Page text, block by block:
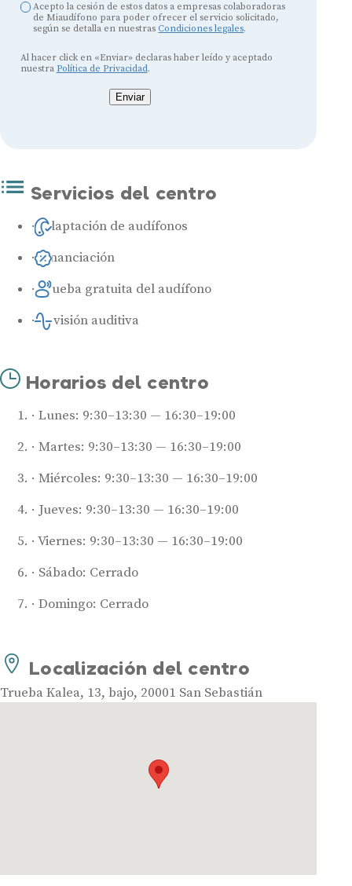
Acepto la cesión de estos datos a empresas colaboradoras
de Miaudífono para poder ofrecer el servicio solicitado,
según se detalla en nuestras Condiciones legales.
Al hacer click en «Enviar» declaras haber leído y aceptado
nuestra Política de Privacidad.
Enviar
Servicios del centro
Adaptación de audífonos
Financiación
Prueba gratuita del audífono
Revisión auditiva
Horarios del centro
Lunes: 9:30–13:30 — 16:30–19:00
Martes: 9:30–13:30 — 16:30–19:00
Miércoles: 9:30–13:30 — 16:30–19:00
Jueves: 9:30–13:30 — 16:30–19:00
Viernes: 9:30–13:30 — 16:30–19:00
Sábado: Cerrado
Domingo: Cerrado
Localización del centro
Trueba Kalea, 13, bajo, 20001 San Sebastián
Mejores marcas de audífonos
Tipos de audífonos para la sordera
Audífonos bluetooth
Audífonos inteligentes
Gafas auditivas